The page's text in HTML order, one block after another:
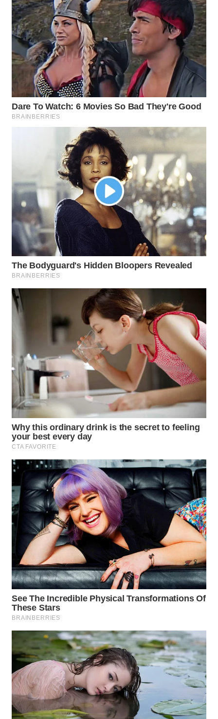
WN
PRIANGAN
TIMUR
WN
SEMARANG
WN
SOLO
MADURA
WN
SURABAYA
WN
NATUNA
WN
BINTAN
LIKUPANG
WN
LABUANBAJO
WN
BORNEO
Wahana
Media
WAHANA
NEWS
WAHANA
TANI
WAHANA
ADVOKAT
WAHANA
INFRASTRUKTUR
WAHANA
KONSUMEN
WAHANA
LISTRIK
WAHANA